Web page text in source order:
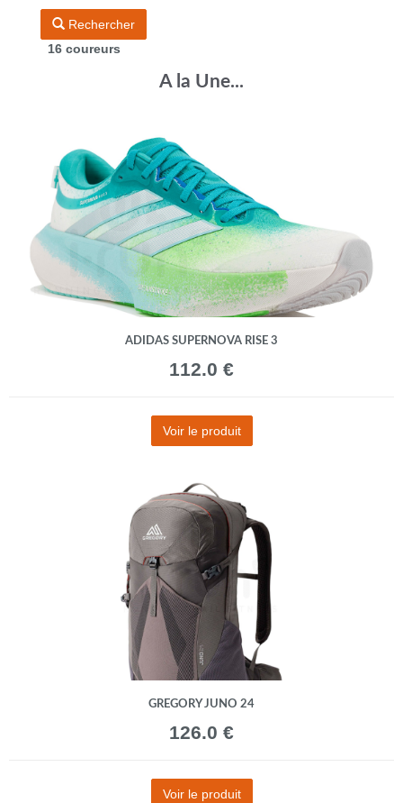
Rechercher
16 coureurs
A la Une...
ADIDAS SUPERNOVA RISE 3
112.0 €
Voir le produit
GREGORY JUNO 24
126.0 €
Voir le produit